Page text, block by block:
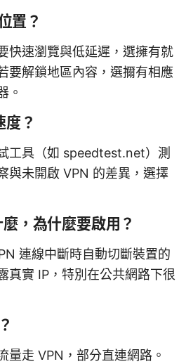
置？
快速瀏覽與低延遲，選擁有就
要解鎖地區內容，選擟有相應
。
度？
工具（如 speedtest.net）測
與未開啟 VPN 的差異，選擇
，為什麼要啟用？
連線中斷時自動切斷裝置的
真實 IP，特別在公共網路下很
量走 VPN，部分直連網路。